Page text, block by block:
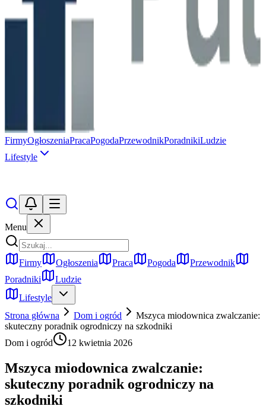
FirmyOgłoszeniaPracaPogodaPrzewodnikPoradnikiLudzie
Lifestyle
Menu
Firmy Ogłoszenia Praca Pogoda
Przewodnik
Poradniki
Ludzie
Lifestyle
Strona główna
Dom i ogród
Mszyca miodownica zwalczanie:
skuteczny poradnik ogrodniczy na szkodniki
Dom i ogród
12 kwietnia 2026
Mszyca miodownica zwalczanie:
skuteczny poradnik ogrodniczy na
szkodniki